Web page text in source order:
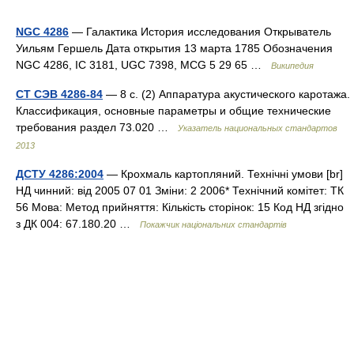
NGC 4286 — Галактика История исследования Открыватель
Уильям Гершель Дата открытия 13 марта 1785 Обозначения
NGC 4286, IC 3181, UGC 7398, MCG 5 29 65 …
Википедия
СТ СЭВ 4286-84 — 8 с. (2) Аппаратура акустического каротажа.
Классификация, основные параметры и общие технические
требования раздел 73.020 …
Указатель национальных стандартов
2013
ДСТУ 4286:2004 — Крохмаль картопляний. Технічні умови [br]
НД чинний: від 2005 07 01 Зміни: 2 2006* Технічний комітет: ТК
56 Мова: Метод прийняття: Кількість сторінок: 15 Код НД згідно
з ДК 004: 67.180.20 …
Покажчик національних стандартів